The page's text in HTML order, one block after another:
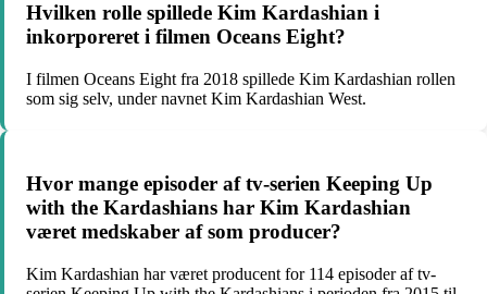
Hvilken rolle spillede Kim Kardashian i
inkorporeret i filmen Oceans Eight?
I filmen Oceans Eight fra 2018 spillede Kim Kardashian rollen
som sig selv, under navnet Kim Kardashian West.
Hvor mange episoder af tv-serien Keeping Up
with the Kardashians har Kim Kardashian
været medskaber af som producer?
Kim Kardashian har været producent for 114 episoder af tv-